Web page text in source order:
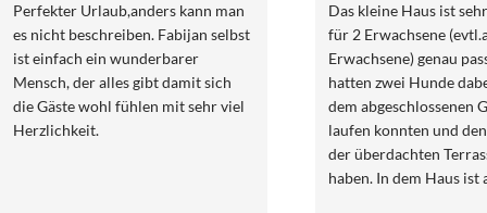
Perfekter Urlaub,anders kann man
es nicht beschreiben. Fabijan selbst
ist einfach ein wunderbarer
Mensch, der alles gibt damit sich
die Gäste wohl fühlen mit sehr viel
Herzlichkeit.
Das kleine Haus ist sehr schön und
für 2 Erwachsene
Erwachsene) genau
hatten zwei Hunde
dem abgeschlossenen
laufen konnten und
der überdachten
haben. In dem Haus ist alles da, was